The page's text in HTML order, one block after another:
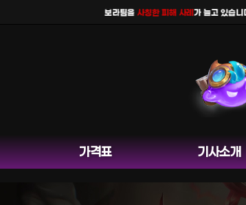
보라팀을사칭한 피해 사례가 늘고 있습니다.
가격표 기사소개